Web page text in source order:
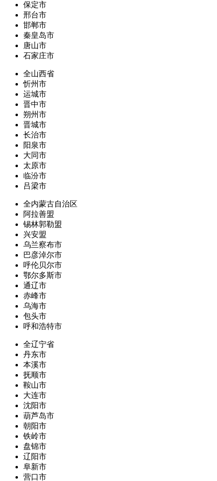
保定市
邢台市
邯郸市
秦皇岛市
唐山市
石家庄市
全山西省
忻州市
运城市
晋中市
朔州市
晋城市
长治市
阳泉市
大同市
太原市
临汾市
吕梁市
全内蒙古自治区
阿拉善盟
锡林郭勒盟
兴安盟
乌兰察布市
巴彦淖尔市
呼伦贝尔市
鄂尔多斯市
通辽市
赤峰市
乌海市
包头市
呼和浩特市
全辽宁省
丹东市
本溪市
抚顺市
鞍山市
大连市
沈阳市
葫芦岛市
朝阳市
铁岭市
盘锦市
辽阳市
阜新市
营口市